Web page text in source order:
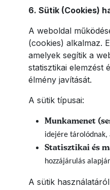
6. Sütik (Cookies)
A weboldal
(cookies) alkalmaz.
amelyek segítik a
statisztikai elemzést
élmény javítását.
A sütik típusai:
Munkamenet
idejére tárolódnak,
Statisztikai és
hozzájárulás
A sütik